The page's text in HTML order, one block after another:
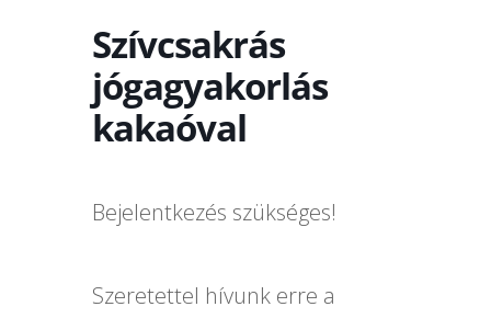
Szívcsakrás
jógagyakorlás
kakaóval
Bejelentkezés szükséges!
Szeretettel hívunk erre a